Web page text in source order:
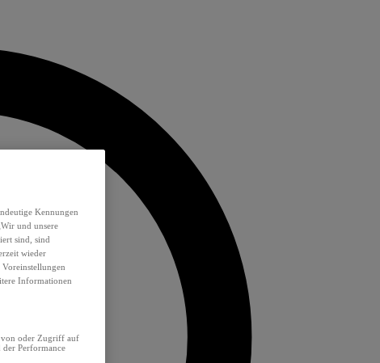
Kennungen
und unsere
sind, sind
wieder
Informationen
von oder Zugriff auf
Performance